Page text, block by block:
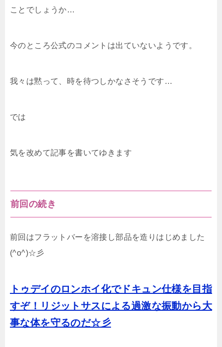
ことでしょうか…
今のところ公式のコメントは出ていないようです。
我々は黙って、時を待つしかなさそうです…
では
気を改めて記事を書いてゆきます
前回の続き
前回はフラットバーを溶接し部品を造りはじめました
(^o^)☆彡
トゥデイのロンホイ化でドキュン仕様を目指
すぞ！リジットサスによる過激な振動から大
事な体を守るのだ☆彡